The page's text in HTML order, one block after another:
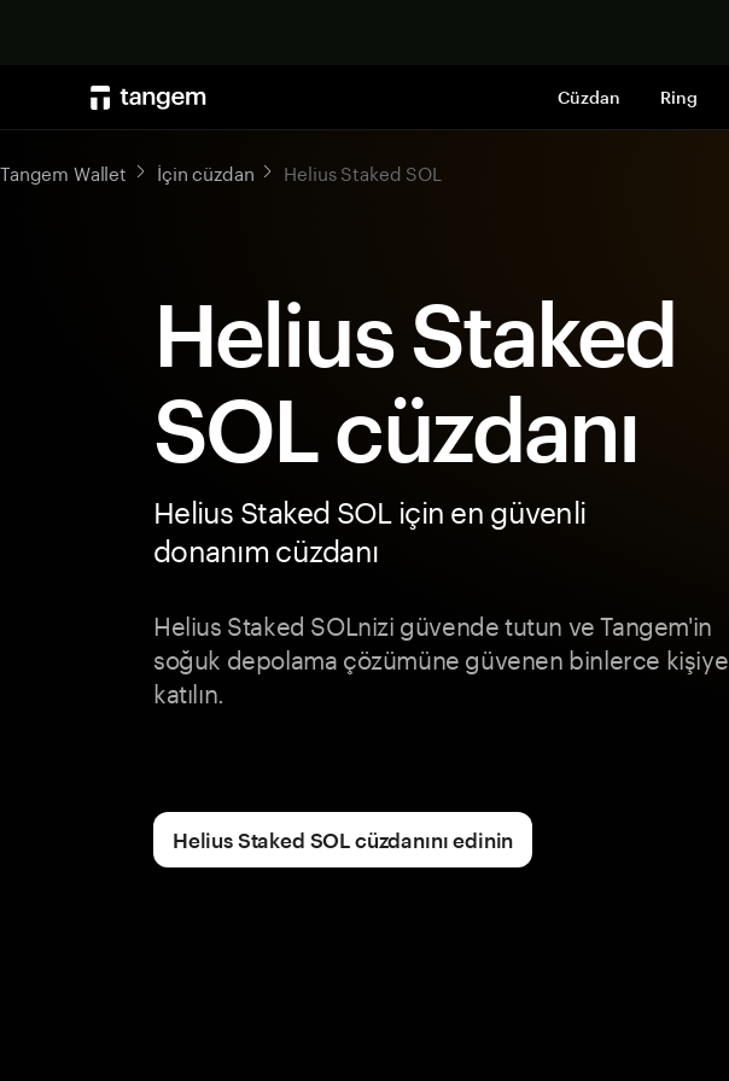
Cüzdan Ring
Tangem Wallet İçin cüzdan Helius Staked SOL
Helius Staked
SOL cüzdanı
Helius Staked SOL için en güvenli
donanım cüzdanı
Helius Staked SOLnizi güvende tutun ve Tangem'in
soğuk depolama çözümüne güvenen binlerce kişiye
katılın.
Helius Staked SOL cüzdanını edinin